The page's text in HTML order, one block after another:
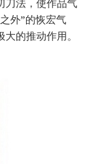
外”的恢宏气
的推动作用。